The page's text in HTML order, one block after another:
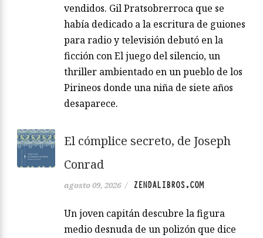
vendidos. Gil Pratsobrerroca que se
había dedicado a la escritura de guiones
para radio y televisión debutó en la
ficción con El juego del silencio, un
thriller ambientado en un pueblo de los
Pirineos donde una niña de siete años
desaparece.
El cómplice secreto, de Joseph
Conrad
agosto 09, 2026 / ZENDALIBROS.COM
Un joven capitán descubre la figura
medio desnuda de un polizón que dice